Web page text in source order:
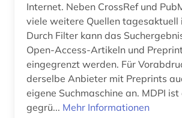
technik (3)
urteil (1)
usa (2)
videodokument (1)
Internet. Neben CrossRef und
viele weitere Quellen tagesaktuell
Durch Filter kann das
Open-Access-Artikeln und
eingegrenzt werden. Für
derselbe Anbieter mit Preprints
eigene Suchmaschine an. MDPI ist ein 1996
gegrü... Mehr Informationen